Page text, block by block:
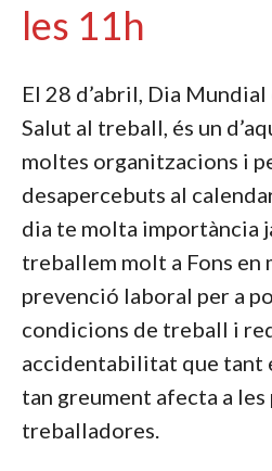
les 11h
El 28 d’abril, Dia
Salut al treball, és un
moltes organitzacions i
desapercebuts al
dia te molta importància
treballem molt a Fons en
prevenció laboral per a
condicions de treball i
accidentabilitat que tant
tan greument afecta a les
treballadores.